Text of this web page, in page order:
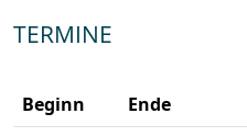
TERMINE
Beginn Ende